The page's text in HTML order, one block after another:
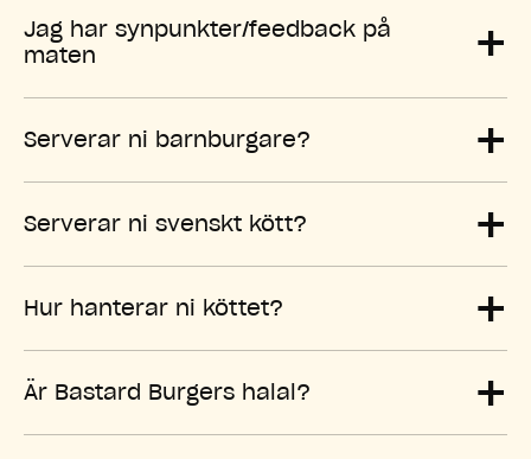
Jag har synpunkter/feedback på
maten
+
Serverar ni barnburgare? +
Serverar ni svenskt kött? +
Hur hanterar ni köttet? +
Är Bastard Burgers halal?
+